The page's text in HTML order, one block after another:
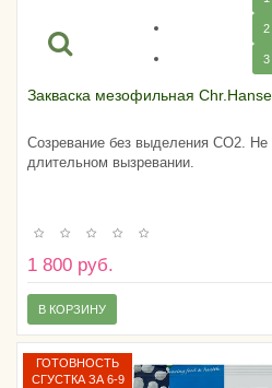
2
3
Закваска мезофильная
Созревание без выделения CO2. Не
длительном вызревании.
1 800 руб.
В КОРЗИНУ
ГОТОВНОСТЬ
СГУСТКА ЗА 6-9